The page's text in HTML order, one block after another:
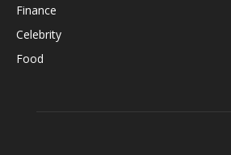
Finance
Celebrity
Food